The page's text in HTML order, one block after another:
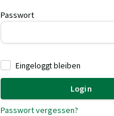
Passwort
Eingeloggt bleiben
Login
Passwort vergessen?